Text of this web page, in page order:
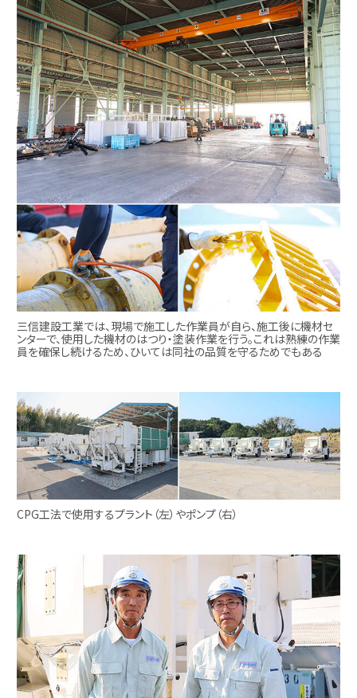
三信建設工業では、現場で施工した作業員が自ら、施工後に機材セ
ンターで、使用した機材のはつり・塗装作業を行う。これは熟練の作業
員を確保し続けるため、ひいては同社の品質を守るためでもある
CPG工法で使用するプラント（左）やポンプ（右）